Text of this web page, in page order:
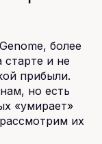
более
старте и не
прибыли.
но есть
«умирает»
их